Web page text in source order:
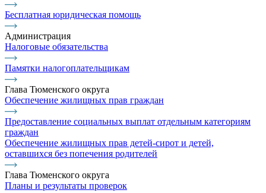
Бесплатная юридическая помощь
Администрация
Налоговые обязательства
Памятки налогоплательщикам
Глава Тюменского округа
Обеспечение жилищных прав граждан
Предоставление социальных выплат отдельным категориям
граждан
Обеспечение жилищных прав детей-сирот и детей,
оставшихся без попечения родителей
Глава Тюменского округа
Планы и результаты проверок